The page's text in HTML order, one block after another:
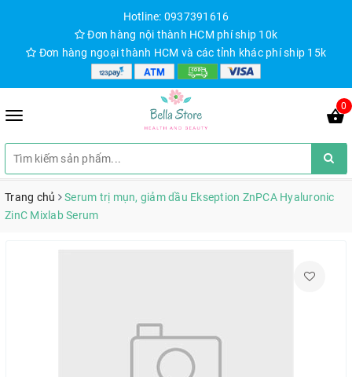
Hotline: 0937391616
Đơn hàng nội thành HCM phí ship 10k
Đơn hàng ngoại thành HCM và các tỉnh khác phí ship 15k
0
Trang chủ
Serum trị mụn, giảm dầu Ekseption ZnPCA Hyaluronic
ZinC Mixlab Serum